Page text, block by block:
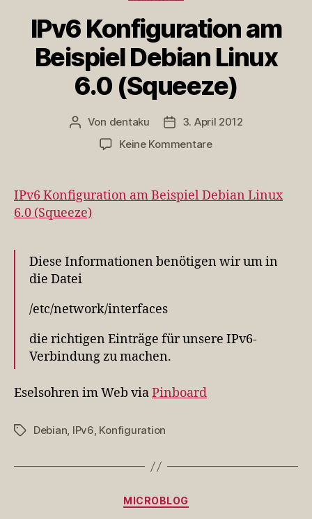
IPv6 Konfiguration am
Beispiel Debian Linux
6.0 (Squeeze)
Beitragsautor
Von dentaku Veröffentlichungsdatum
3. April 2012
Keine Kommentarezu
am
Beispiel
(Squeeze)
IPv6 Konfiguration am Beispiel Debian Linux
6.0 (Squeeze)
Diese Informationen benötigen wir um in
die Datei
/etc/network/interfaces
die richtigen Einträge für unsere IPv6-
Verbindung zu machen.
Eselsohren im Web viaPinboard
Schlagwörter
Debian, IPv6, Konfiguration
Kategorien
MICROBLOG